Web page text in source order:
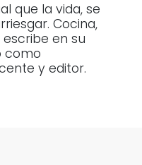
que la vida, se
Cocina,
en su
como
y editor.